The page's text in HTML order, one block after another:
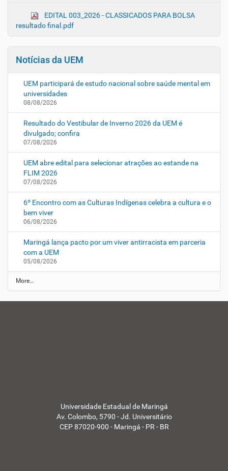
EDITAL 003_2026 - CLASSICADOS PARA BOLSA
resultado final.pdf
Notícias da UEM
UEM participará de estudo nacional sobre saúde mental em
universidades
08/08/2026
Resultado do Vestibular de Inverno 2026 da UEM é
divulgado; confira
07/08/2026
UEM abre edital para selecionar atrações ao estande na
FLIM 2026
07/08/2026
6º Encontro com as Culturas Indígenas celebra a cultura e o
bem viver
06/08/2026
Maringá lança pacto por um viver antirracista em parceria
com a UEM
05/08/2026
N
o
More…
Universidade Estadual de Maringá
Av. Colombo, 5790 - Jd. Universitário
CEP 87020-900 - Maringá - PR - BR